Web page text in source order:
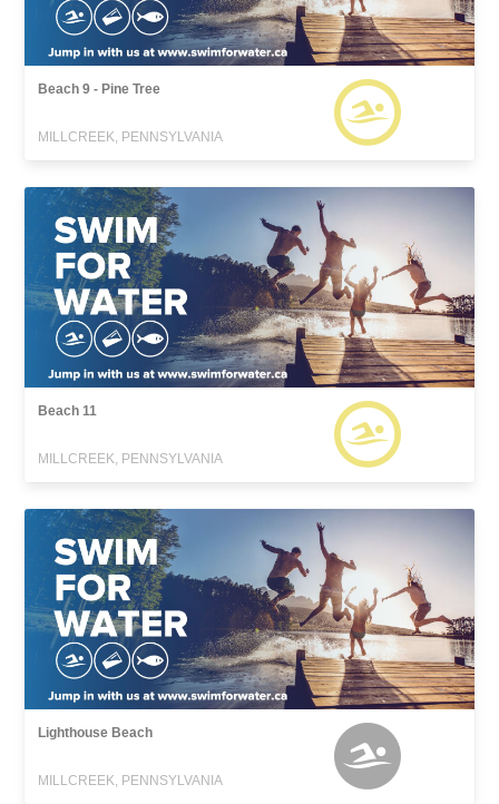
Beach 9 - Pine Tree
MILLCREEK, PENNSYLVANIA
Beach 11
MILLCREEK, PENNSYLVANIA
Lighthouse Beach
MILLCREEK, PENNSYLVANIA